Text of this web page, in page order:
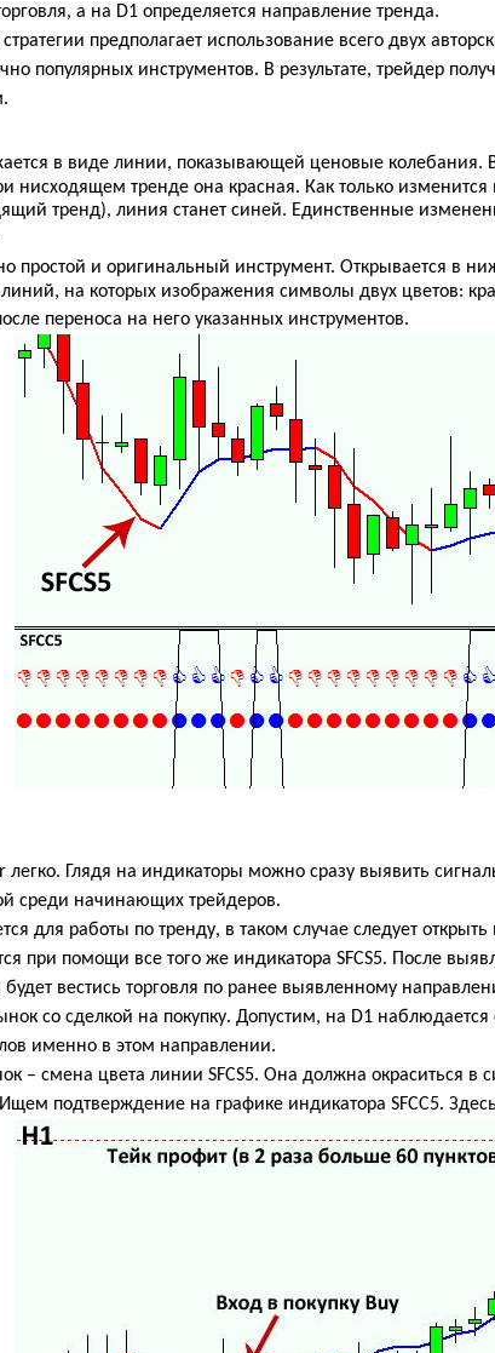
а на D1 определяется направление тренда.
предполагает использование всего двух
популярных инструментов. В результате, трейдер
в виде линии, показывающей ценовые колебания.
нисходящем тренде она красная. Как только
тренд), линия станет синей. Единственные
простой и оригинальный инструмент. Открывается в
на которых изображения символы двух цветов:
переноса на него указанных инструментов.
легко. Глядя на индикаторы можно сразу выявить
среди начинающих трейдеров.
для работы по тренду, в таком случае следует
при помощи все того же индикатора SFCS5. После
вестись торговля по ранее выявленному
со сделкой на покупку. Допустим, на D1 наблюдается
именно в этом направлении.
– смена цвета линии SFCS5. Она должна окраситься в
подтверждение на графике индикатора SFCС5.